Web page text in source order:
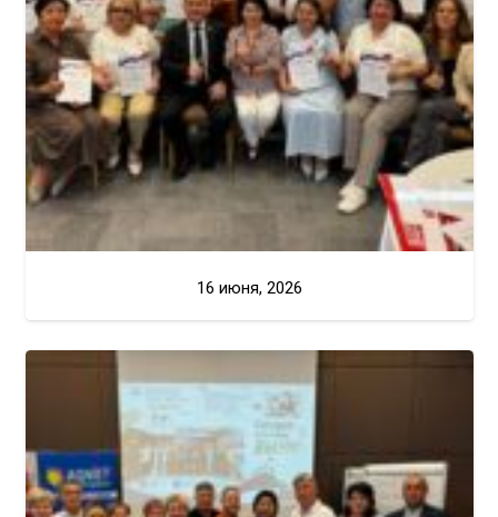
16 июня, 2026